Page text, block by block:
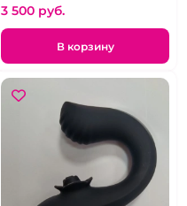
3 500 pуб.
В корзину